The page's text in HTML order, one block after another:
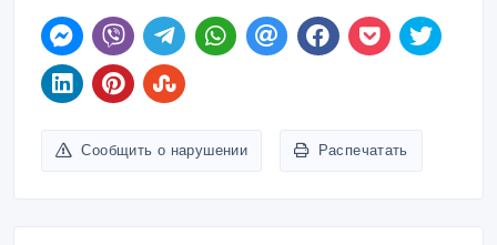
Сообщить о нарушении Распечатать